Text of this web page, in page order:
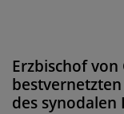
Erzbischof
des synodalen